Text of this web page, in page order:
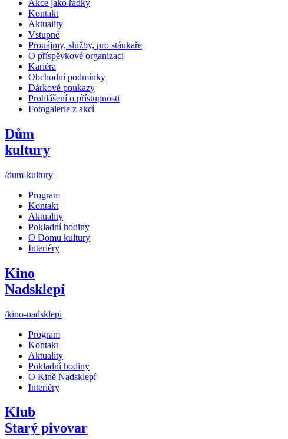
Akce jako řádky
Kontakt
Aktuality
Vstupné
Pronájmy, služby, pro stánkaře
O příspěvkové organizaci
Kariéra
Obchodní podmínky
Dárkové poukazy
Prohlášení o přístupnosti
Fotogalerie z akcí
Dům
kultury
/dum-kultury
Program
Kontakt
Aktuality
Pokladní hodiny
O Domu kultury
Interiéry
Kino
Nadsklepí
/kino-nadsklepi
Program
Kontakt
Aktuality
Pokladní hodiny
O Kině Nadsklepí
Interiéry
Klub
Starý pivovar